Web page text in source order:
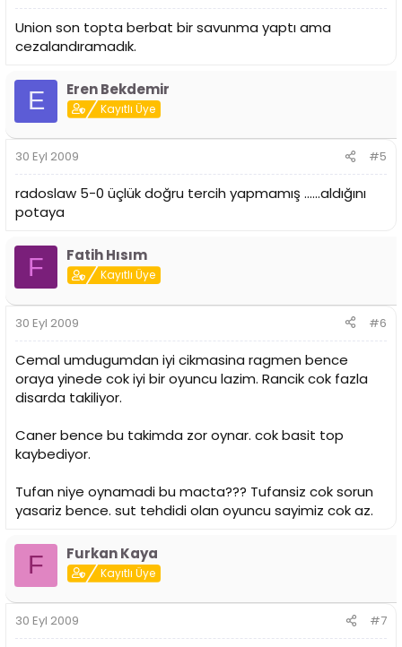
Union son topta berbat bir savunma yaptı ama
cezalandıramadık.
E Eren Bekdemir
Kayıtlı Üye
30 Eyl 2009 #5
radoslaw 5-0 üçlük doğru tercih yapmamış ......aldığını
potaya
F Fatih Hısım
Kayıtlı Üye
30 Eyl 2009 #6
Cemal umdugumdan iyi cikmasina ragmen bence
oraya yinede cok iyi bir oyuncu lazim. Rancik cok fazla
disarda takiliyor.
Caner bence bu takimda zor oynar. cok basit top
kaybediyor.
Tufan niye oynamadi bu macta??? Tufansiz cok sorun
yasariz bence. sut tehdidi olan oyuncu sayimiz cok az.
F Furkan Kaya
Kayıtlı Üye
30 Eyl 2009 #7